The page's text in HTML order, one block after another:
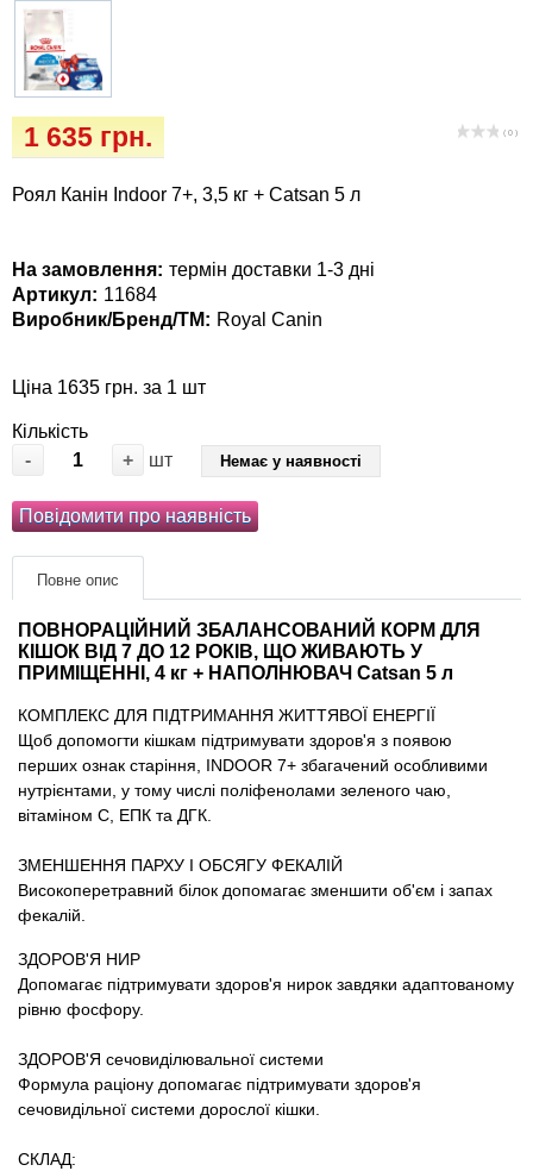
( 0 )
1 635 грн.
Роял Канін Indoor 7+, 3,5 кг + Catsan 5 л
На замовлення: термін доставки 1-3 дні
Артикул: 11684
Виробник/Бренд/ТМ: Royal Canin
Ціна 1635 грн. за 1 шт
Кількість
-
+ шт Немає у наявності
Повідомити про наявність
Повне опис
ПОВНОРАЦІЙНИЙ ЗБАЛАНСОВАНИЙ КОРМ ДЛЯ
КІШОК ВІД 7 ДО 12 РОКІВ, ЩО ЖИВАЮТЬ У
ПРИМІЩЕННІ, 4 кг + НАПОЛНЮВАЧ Catsan 5 л
КОМПЛЕКС ДЛЯ ПІДТРИМАННЯ ЖИТТЯВОЇ ЕНЕРГІЇ
Щоб допомогти кішкам підтримувати здоров'я з появою
перших ознак старіння, INDOOR 7+ збагачений особливими
нутрієнтами, у тому числі поліфенолами зеленого чаю,
вітаміном С, ЕПК та ДГК.
ЗМЕНШЕННЯ ПАРХУ І ОБСЯГУ ФЕКАЛІЙ
Високоперетравний білок допомагає зменшити об'єм і запах
фекалій.
ЗДОРОВ'Я НИР
Допомагає підтримувати здоров'я нирок завдяки адаптованому
рівню фосфору.
ЗДОРОВ'Я сечовиділювальної системи
Формула раціону допомагає підтримувати здоров'я
сечовидільної системи дорослої кішки.
СКЛАД:
Ласощі та корми
собак
Лежаки, будиночки, охолоджуючи
коврики
Одяг та взуття
Перенесення, сумки, клітини
Післяопераційні засоби та витратні
матеріали
Подарункові сертифікати
Товари для гризунів
Товари для коней
Товари для людей
Хозряд - господарчі товари оптом
Архів / Знято з виробництва